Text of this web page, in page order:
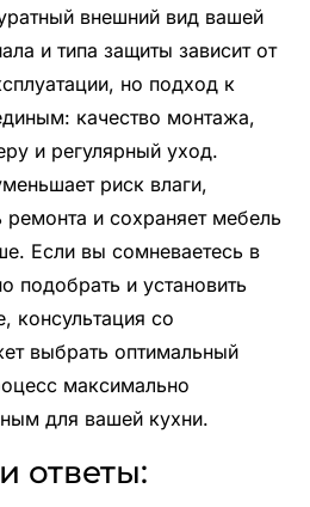
внешний вид вашей
и типа защиты зависит от
но подход к
качество монтажа,
и регулярный уход.
риск влаги,
ремонта и сохраняет мебель
Если вы сомневаетесь в
подобрать и установить
консультация со
выбрать оптимальный
максимально
для вашей кухни.
ответы: